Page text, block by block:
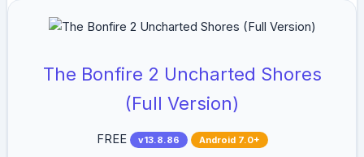
The Bonfire 2 Uncharted Shores
(Full Version)
FREE v13.8.86 Android 7.0+